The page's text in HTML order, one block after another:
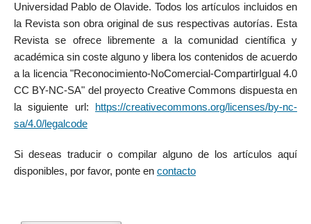
Universidad Pablo de Olavide. Todos los artículos incluidos en
la Revista son obra original de sus respectivas autorías. Esta
Revista se ofrece libremente a la comunidad científica y
académica sin coste alguno y libera los contenidos de acuerdo
a la licencia "Reconocimiento-NoComercial-CompartirIgual 4.0
CC BY-NC-SA" del proyecto Creative Commons dispuesta en
la siguiente url:
https://creativecommons.org/licenses/by-nc-
sa/4.0/legalcode
Si deseas traducir o compilar alguno de los artículos aquí
disponibles, por favor, ponte en contacto